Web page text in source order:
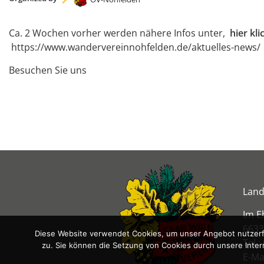
Ca. 2 Wochen vorher werden nähere Infos unter, hier
https://www.wandervereinnohfelden.de/aktuelles-news/
Besuchen Sie uns
Im
Tel.:
E-
Diese Website verwendet Cookies, um unser Angebot
zu. Sie können die Setzung von Cookies durch unsere